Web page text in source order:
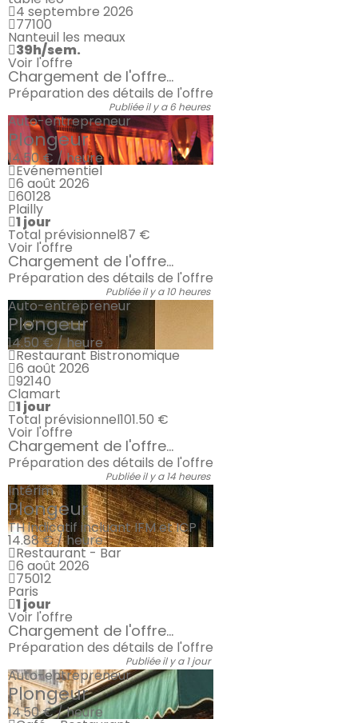
4 septembre 2026
77100
Nanteuil les meaux
39h/sem.
Voir l'offre
Chargement de l'offre...
Préparation des détails de l'offre
Publiée il y a 6 heures
Auto-entrepreneur
Plongeur
14.50 € / heure
Evénementiel
6 août 2026
60128
Plailly
1 jour
Total prévisionnel87 €
Voir l'offre
Chargement de l'offre...
Préparation des détails de l'offre
Publiée il y a 10 heures
Auto-entrepreneur
Plongeur
14.50 € / heure
Restaurant Bistronomique
6 août 2026
92140
Clamart
1 jour
Total prévisionnel101.50 €
Voir l'offre
Chargement de l'offre...
Préparation des détails de l'offre
Publiée il y a 14 heures
Intérim
Plongeur
TH indicatif incluant IFM et ICP
14.88 € / heure
Restaurant - Bar
6 août 2026
75012
Paris
1 jour
Voir l'offre
Chargement de l'offre...
Préparation des détails de l'offre
Publiée il y a 1 jour
Auto-entrepreneur
Plongeur
14.50 € / heure